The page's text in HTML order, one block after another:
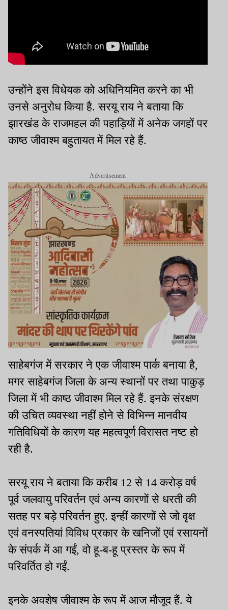
उन्होंने इस विधेयक को अधिनियमित करने का भी
उनसे अनुरोध किया है. सरयू राय ने बताया कि
झारखंड के राजमहल की पहाड़ियों में अनेक जगहों पर
काष्ठ जीवाश्म बहुतायत में मिल रहे हैं.
Advertisement
साहेबगंज में सरकार ने एक जीवाश्म पार्क बनाया है,
मगर साहेबगंज जिला के अन्य स्थानों पर तथा पाकुड़
जिला में भी काष्ठ जीवाश्म मिल रहे हैं. इनके संरक्षण
की उचित व्यवस्था नहीं होने से विभिन्न मानवीय
गतिविधियों के कारण यह महत्वपूर्ण विरासत नष्ट हो
रही है.
सरयू राय ने बताया कि करीब 12 से 14 करोड़ वर्ष
पूर्व जलवायु परिवर्तन एवं अन्य कारणों से धरती की
सतह पर बड़े परिवर्तन हुए. इन्हीं कारणों से जो वृक्ष
एवं वनस्पतियां विविध प्रकार के खनिजों एवं रसायनों
के संपर्क में आ गईं, वो हू-ब-हू प्रस्तर के रूप में
परिवर्तित हो गईं.
इनके अवशेष जीवाश्म के रूप में आज मौजूद हैं. ये